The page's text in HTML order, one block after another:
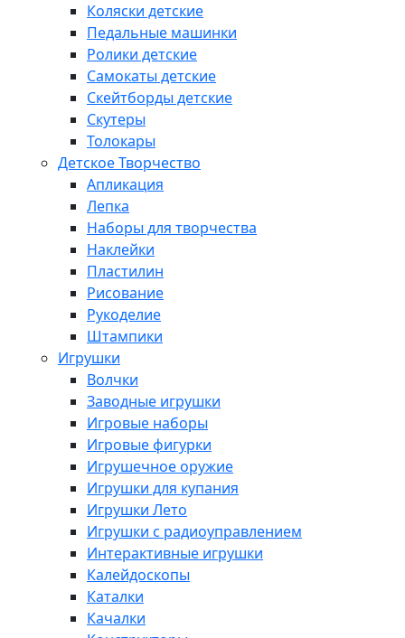
Коляски детские
Педальные машинки
Ролики детские
Самокаты детские
Скейтборды детские
Скутеры
Толокары
Детское Творчество
Апликация
Лепка
Наборы для творчества
Наклейки
Пластилин
Рисование
Рукоделие
Штампики
Игрушки
Волчки
Заводные игрушки
Игровые наборы
Игровые фигурки
Игрушечное оружие
Игрушки для купания
Игрушки Лето
Игрушки с радиоуправлением
Интерактивные игрушки
Калейдоскопы
Каталки
Качалки